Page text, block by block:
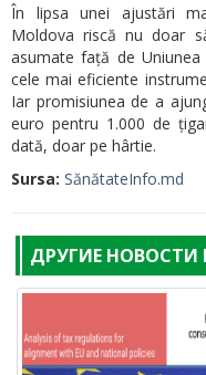
În lipsa unei ajustări
Moldova riscă nu doar
asumate față de
cele mai eficiente
Iar promisiunea de a
euro pentru 1.000 de
dată, doar pe hârtie.
Sursa: SănătateInfo.md
ДРУГИЕ НОВОСТИ